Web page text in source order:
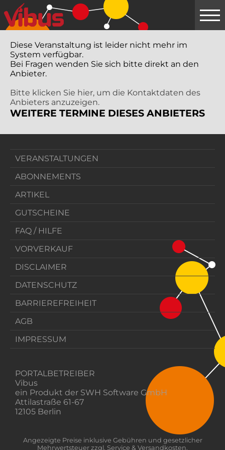
Springe
zum
Hauptinhalt
Diese Veranstaltung ist leider nicht mehr im
System verfügbar.
Bei Fragen wenden Sie sich bitte direkt an den
Anbieter.
Bitte klicken Sie hier, um die Kontaktdaten des
Anbieters anzuzeigen.
WEITERE TERMINE DIESES ANBIETERS
VERANSTALTUNGEN
ABONNEMENTS
ARTIKEL
GUTSCHEINE
FAQ / HILFE
VORVERKAUF
DISCLAIMER
DATENSCHUTZ
BARRIEREFREIHEIT
AGB
IMPRESSUM
PORTALBETREIBER
Vibus
ein Produkt der SWH Software GmbH
Attilastraße 61-67
12105 Berlin
Angezeigte Preise inklusive Gebühren und gesetzlicher
Mehrwertsteuer zzgl. Service & Versandkosten.